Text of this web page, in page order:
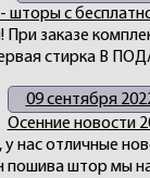
шторы с
При заказе
стирка В
09 сентября
Осенние новости
у нас отличные
пошива штор мы